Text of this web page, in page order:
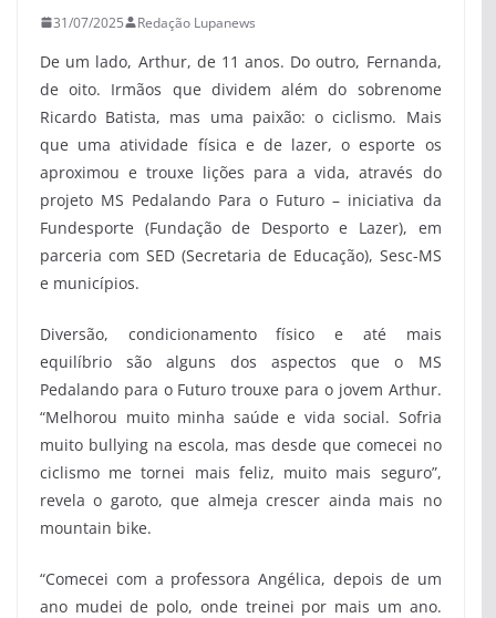
31/07/2025 Redação Lupanews
De um lado, Arthur, de 11 anos. Do outro, Fernanda,
de oito. Irmãos que dividem além do sobrenome
Ricardo Batista, mas uma paixão: o ciclismo. Mais
que uma atividade física e de lazer, o esporte os
aproximou e trouxe lições para a vida, através do
projeto MS Pedalando Para o Futuro – iniciativa da
Fundesporte (Fundação de Desporto e Lazer), em
parceria com SED (Secretaria de Educação), Sesc-MS
e municípios.
Diversão, condicionamento físico e até mais
equilíbrio são alguns dos aspectos que o MS
Pedalando para o Futuro trouxe para o jovem Arthur.
“Melhorou muito minha saúde e vida social. Sofria
muito bullying na escola, mas desde que comecei no
ciclismo me tornei mais feliz, muito mais seguro”,
revela o garoto, que almeja crescer ainda mais no
mountain bike.
“Comecei com a professora Angélica, depois de um
ano mudei de polo, onde treinei por mais um ano.